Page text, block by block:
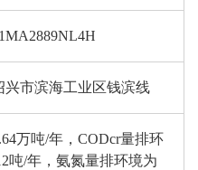
兴市滨海工业区钱滨线
万吨/年，CODcr量排环
吨/年，氨氮量排环境为